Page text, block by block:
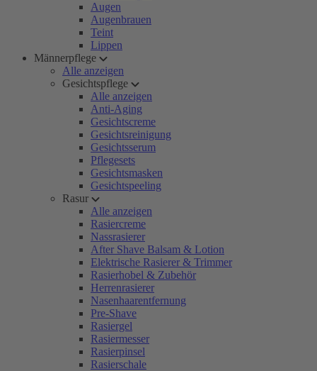
Augen
Augenbrauen
Teint
Lippen
Männerpflege
Alle anzeigen
Gesichtspflege
Alle anzeigen
Anti-Aging
Gesichtscreme
Gesichtsreinigung
Gesichtsserum
Pflegesets
Gesichtsmasken
Gesichtspeeling
Rasur
Alle anzeigen
Rasiercreme
Nassrasierer
After Shave Balsam & Lotion
Elektrische Rasierer & Trimmer
Rasierhobel & Zubehör
Herrenrasierer
Nasenhaarentfernung
Pre-Shave
Rasiergel
Rasiermesser
Rasierpinsel
Rasierschale